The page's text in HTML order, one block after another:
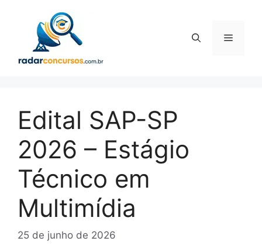
conteúdo
Menu
Edital SAP-SP
2026 – Estágio
Técnico em
Multimídia
25 de junho de 2026